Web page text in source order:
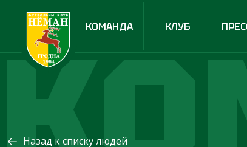
КОМАНДА КЛУБ
Назад к списку людей